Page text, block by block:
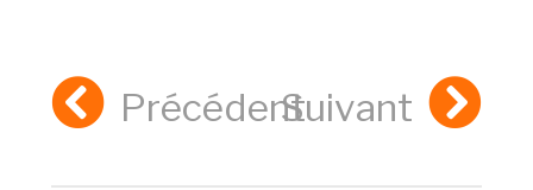
PrécédentSuivant